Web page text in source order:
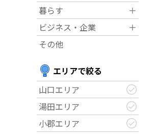
暮らす
＋
ビジネス・企業
＋
その他
エリアで絞る
山口エリア
湯田エリア
小郡エリア